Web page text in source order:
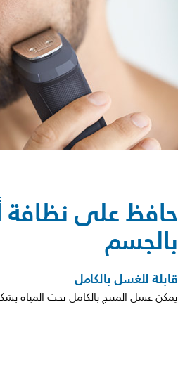
حافظ على نظافة
بالجسم
قابلة للغسل بالكامل
يمكن غسل المنتج بالكامل تحت المياه